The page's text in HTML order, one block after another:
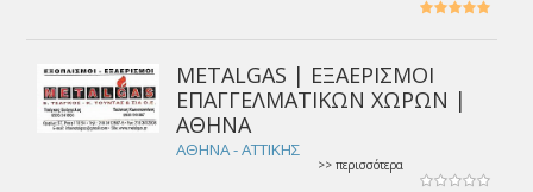
METALGAS | ΕΞΑΕΡΙΣΜΟΙ
ΕΠΑΓΓΕΛΜΑΤΙΚΩΝ ΧΩΡΩΝ |
ΑΘΗΝΑ
ΑΘΗΝΑ - ΑΤΤΙΚΗΣ
>> περισσότερα